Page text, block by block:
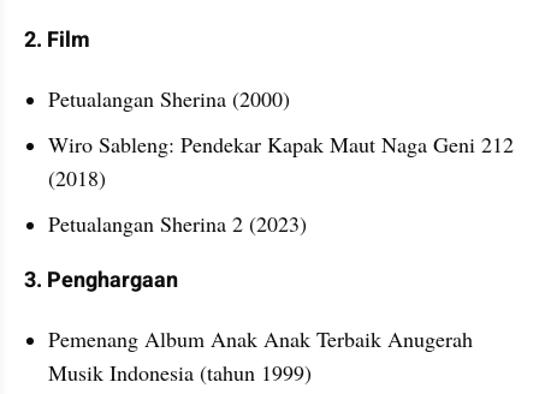
2. Film
Petualangan Sherina (2000)
Wiro Sableng: Pendekar Kapak Maut Naga Geni 212
(2018)
Petualangan Sherina 2 (2023)
3. Penghargaan
Pemenang Album Anak Anak Terbaik Anugerah
Musik Indonesia (tahun 1999)